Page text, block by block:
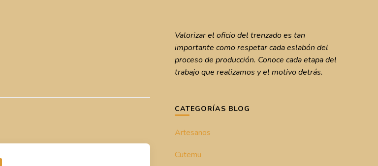
Valorizar el oficio del trenzado es tan
importante como respetar cada eslabón del
proceso de producción. Conoce cada etapa del
trabajo que realizamos y el motivo detrás.
CATEGORÍAS BLOG
Artesanos
Cutemu